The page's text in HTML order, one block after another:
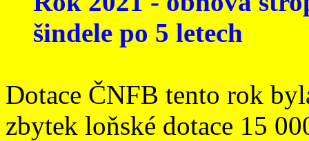
šindele po 5 letech
Dotace ČNFB tento rok
zbytek loňské dotace 15